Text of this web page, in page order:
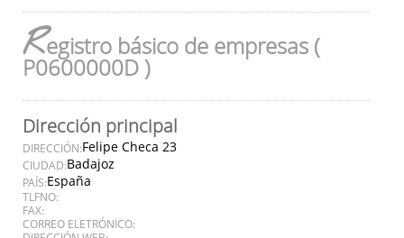
Registro básico de empresas (
P0600000D )
Dirección principal
DIRECCIÓN:Felipe Checa 23
CIUDAD:Badajoz
PAÍS:España
TLFNO:
FAX:
CORREO ELETRÓNICO: